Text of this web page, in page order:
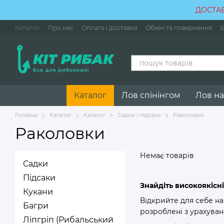
Каталог Про нас Оплата і доставка Обмін та повернення
Каталог Лов спінінгом Лов
Головна Каталог Каталог Садки і підсаки Раколовки
Раколовки
Знайдіть
Відкрийте для себе
розроблені з
Немає товарів
Садки
Підсаки
Кукани
Багри
Ліпгріп (Рибальський